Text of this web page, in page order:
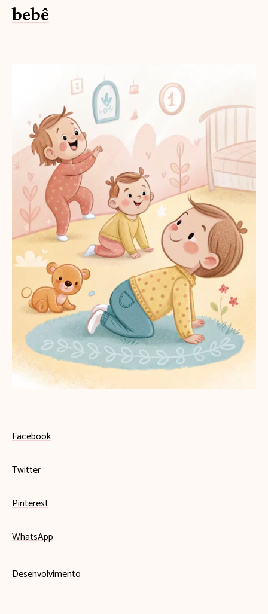
bebê
Facebook
Twitter
Pinterest
WhatsApp
Desenvolvimento